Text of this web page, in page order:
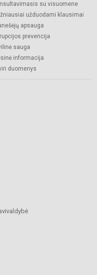
su visuomene
užduodami klausimai
apsauga
prevencija
sauga
informacija
duomenys